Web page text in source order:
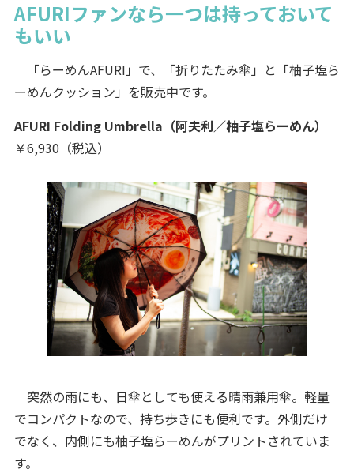
AFURIファンなら一つは持っておいて
もいい
「らーめんAFURI」で、「折りたたみ傘」と「柚子塩ら
ーめんクッション」を販売中です。
AFURI Folding Umbrella（阿夫利／柚子塩らーめん）
￥6,930（税込）
突然の雨にも、日傘としても使える晴雨兼用傘。軽量
でコンパクトなので、持ち歩きにも便利です。外側だけ
でなく、内側にも柚子塩らーめんがプリントされていま
す。